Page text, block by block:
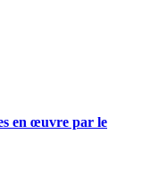
en œuvre par le